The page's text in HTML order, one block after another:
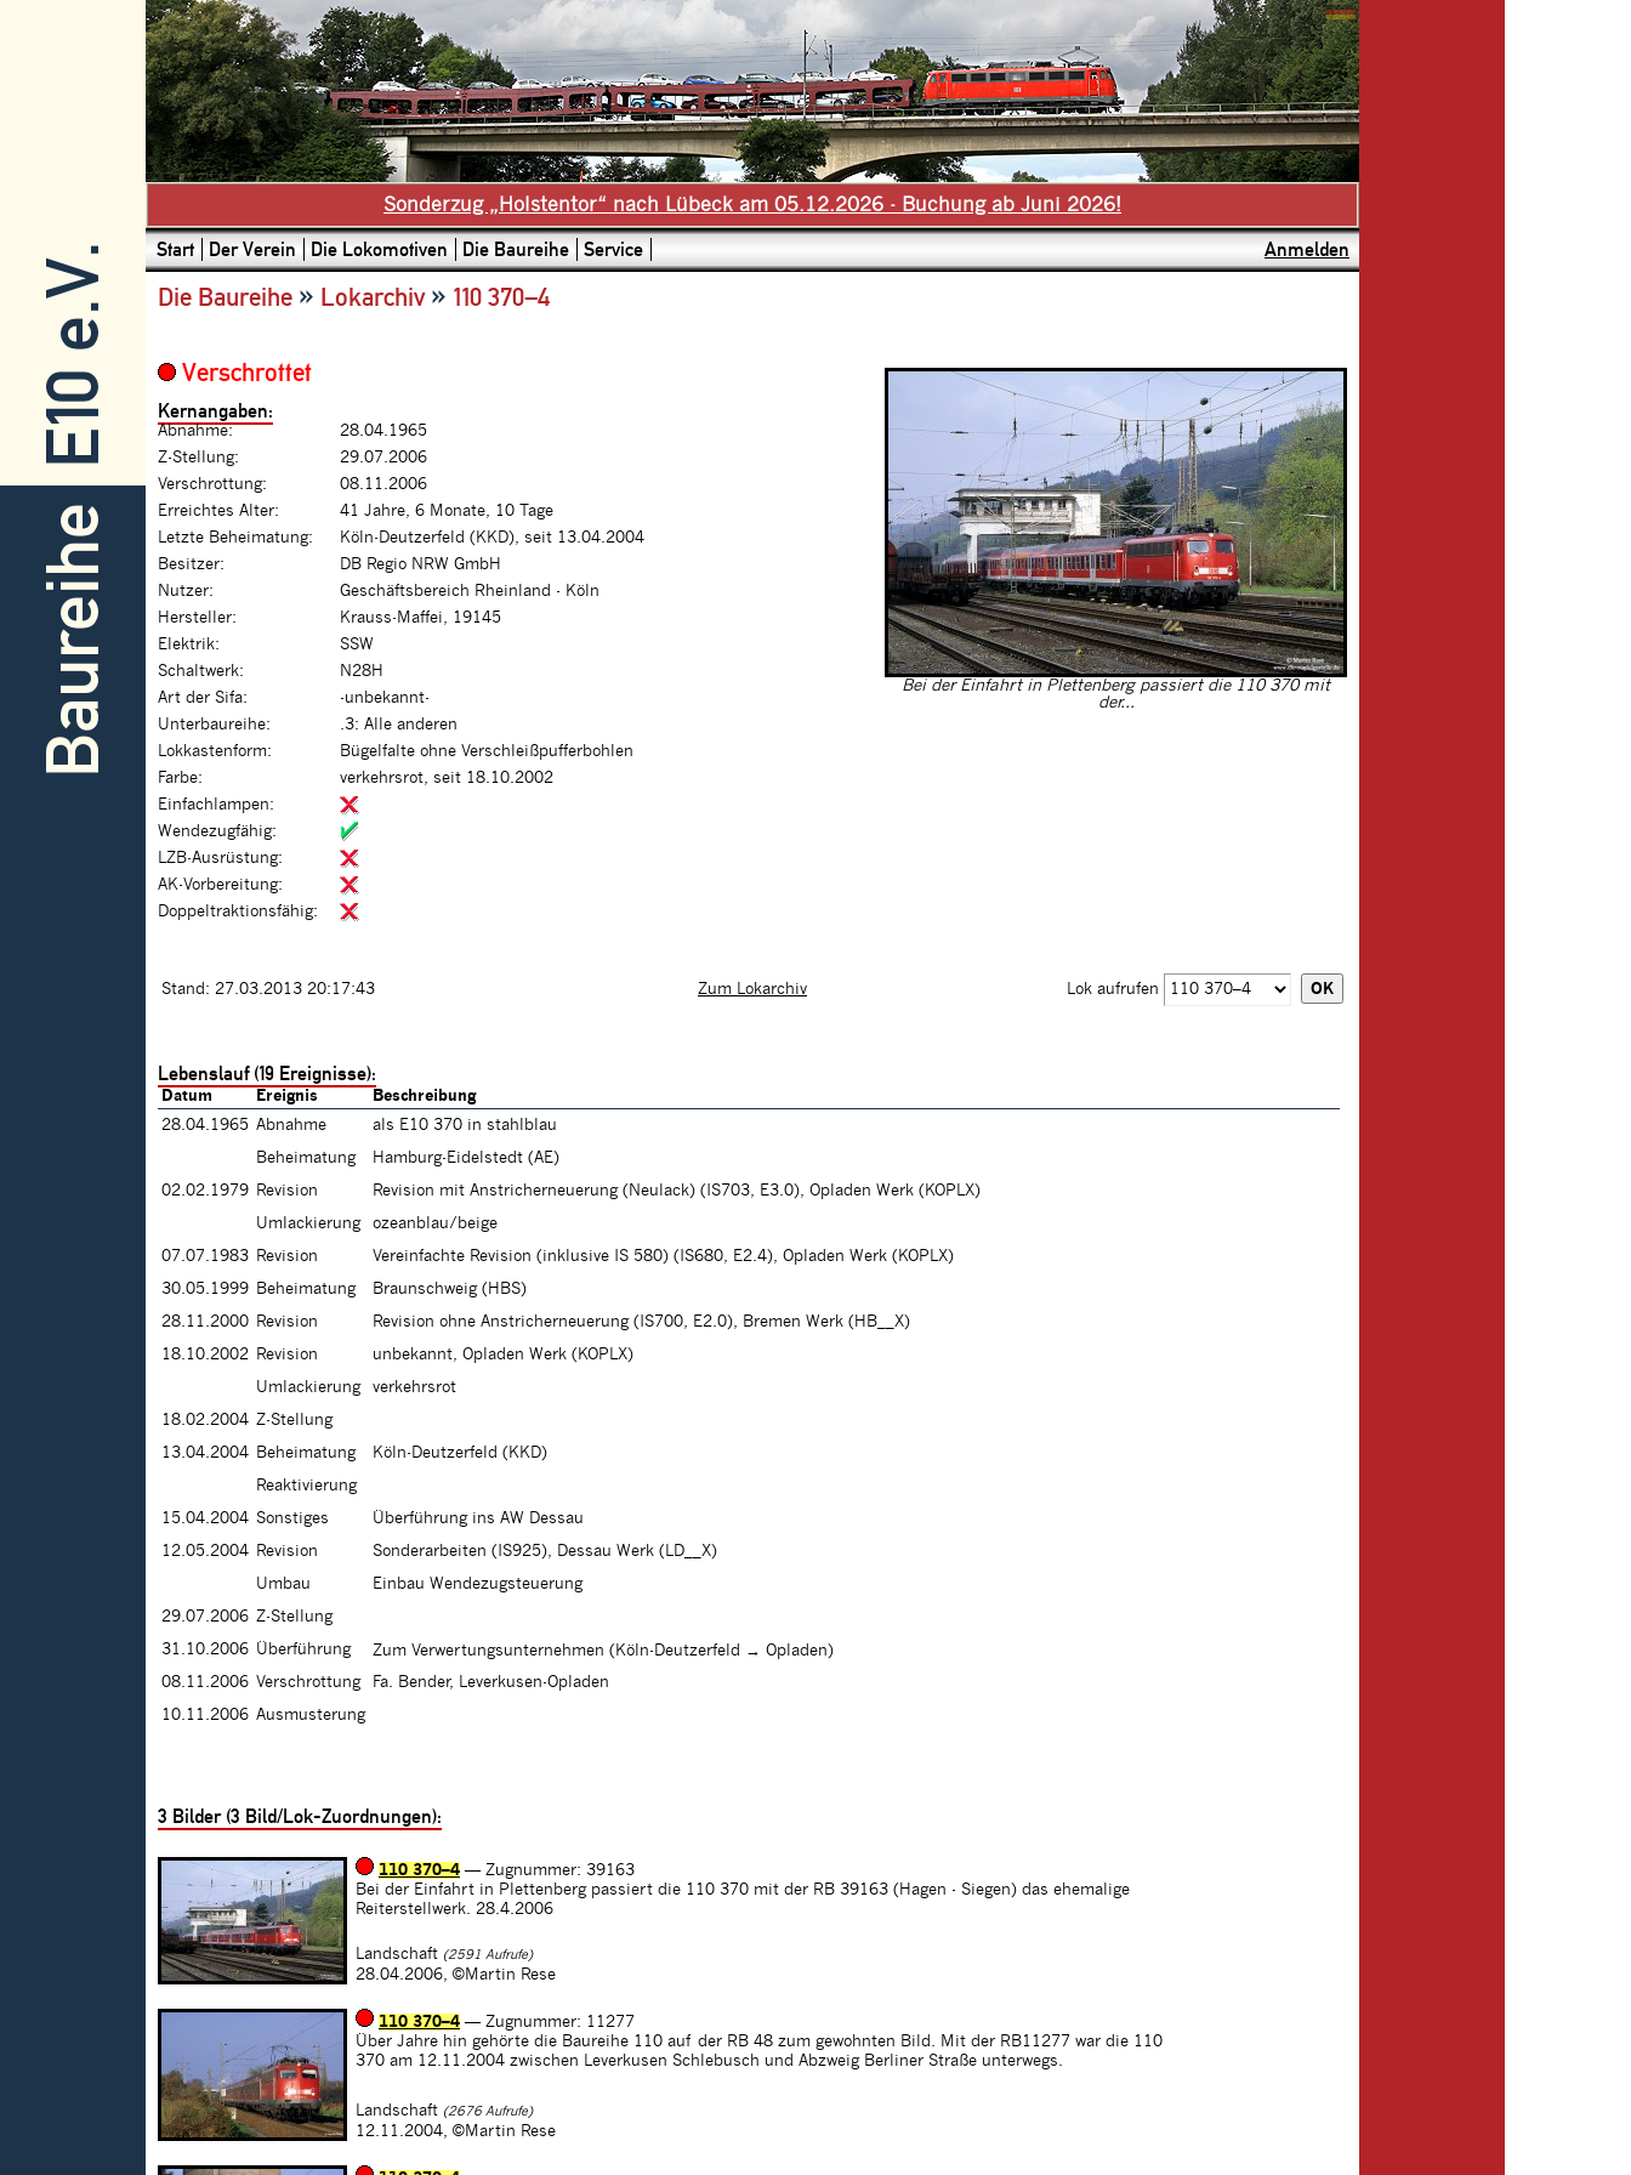
E10 e.V.
Baureihe
Sonderzug „Holstentor“ nach Lübeck am 05.12.2026 - Buchung ab Juni 2026!
Start Der Verein Die Lokomotiven Die Baureihe Service Anmelden
Die Baureihe » Lokarchiv» 110 370–4
Bei der Einfahrt in Plettenberg passiert die 110 370 mit
der...
Verschrottet
Kernangaben:
Abnahme:
28.04.1965
Z-Stellung:
29.07.2006
Verschrottung:
08.11.2006
Erreichtes Alter:
41 Jahre, 6 Monate, 10 Tage
Letzte Beheimatung:
Köln-Deutzerfeld (KKD), seit 13.04.2004
Besitzer:
DB Regio NRW GmbH
Nutzer:
Geschäftsbereich Rheinland - Köln
Hersteller:
Krauss-Maffei, 19145
Elektrik:
SSW
Schaltwerk:
N28H
Art der Sifa:
-unbekannt-
Unterbaureihe:
.3: Alle anderen
Lokkastenform:
Bügelfalte ohne Verschleißpufferbohlen
Farbe:
verkehrsrot, seit 18.10.2002
Einfachlampen:
Wendezugfähig:
LZB-Ausrüstung:
AK-Vorbereitung:
Doppeltraktionsfähig:
Stand: 27.03.2013 20:17:43 Zum Lokarchiv Lok aufrufen
Lebenslauf (19 Ereignisse):
Datum Ereignis
Beschreibung
28.04.1965 Abnahme
als E10 370 in stahlblau
Beheimatung
Hamburg-Eidelstedt (AE)
02.02.1979 Revision
Revision mit Anstricherneuerung (Neulack) (IS703, E3.0), Opladen Werk (KOPLX)
Umlackierung
ozeanblau/beige
07.07.1983 Revision
Vereinfachte Revision (inklusive IS 580) (IS680, E2.4), Opladen Werk (KOPLX)
30.05.1999 Beheimatung
Braunschweig (HBS)
28.11.2000 Revision
Revision ohne Anstricherneuerung (IS700, E2.0), Bremen Werk (HB__X)
18.10.2002 Revision
unbekannt, Opladen Werk (KOPLX)
Umlackierung
verkehrsrot
18.02.2004 Z-Stellung
13.04.2004 Beheimatung
Köln-Deutzerfeld (KKD)
Reaktivierung
15.04.2004 Sonstiges
Überführung ins AW Dessau
12.05.2004 Revision
Sonderarbeiten (IS925), Dessau Werk (LD__X)
Umbau
Einbau Wendezugsteuerung
29.07.2006 Z-Stellung
31.10.2006 Überführung
Zum Verwertungsunternehmen (Köln-Deutzerfeld → Opladen)
08.11.2006 Verschrottung
Fa. Bender, Leverkusen-Opladen
10.11.2006 Ausmusterung
3 Bilder (3 Bild/Lok-Zuordnungen):
110 370–4 — Zugnummer: 39163
Bei der Einfahrt in Plettenberg passiert die 110 370 mit der RB 39163 (Hagen - Siegen) das ehemalige
Reiterstellwerk. 28.4.2006
Landschaft (2591 Aufrufe)
28.04.2006, ©Martin Rese
110 370–4 — Zugnummer: 11277
Über Jahre hin gehörte die Baureihe 110 auf der RB 48 zum gewohnten Bild. Mit der RB11277 war die 110
370 am 12.11.2004 zwischen Leverkusen Schlebusch und Abzweig Berliner Straße unterwegs.
Landschaft (2676 Aufrufe)
12.11.2004, ©Martin Rese